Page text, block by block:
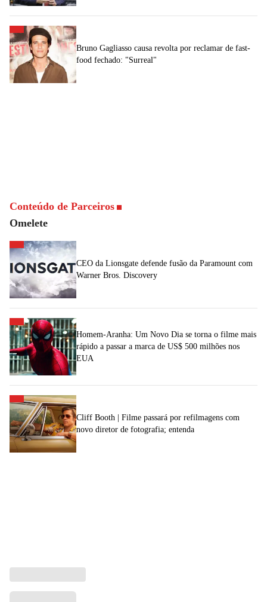
Bruno Gagliasso causa revolta por reclamar de fast-
food fechado: "Surreal"
Conteúdo de Parceiros
Omelete
CEO da Lionsgate defende fusão da Paramount com
Warner Bros. Discovery
Homem-Aranha: Um Novo Dia se torna o filme mais
rápido a passar a marca de US$ 500 milhões nos
EUA
Cliff Booth | Filme passará por refilmagens com
novo diretor de fotografia; entenda